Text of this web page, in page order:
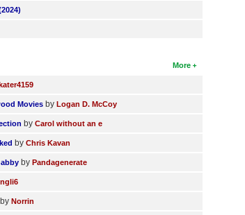
More
Movies byLogan D. McCoy
byCarol without an e
byChris Kavan
byPandagenerate
byNorrin